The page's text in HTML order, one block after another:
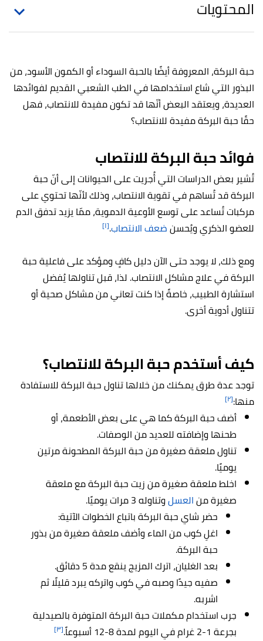
المحتويات
حبة البركة، المعروفة أيضًا بالحبة السوداء أو الكمون الأسود، من
البذور التي شاع استخدامها في الطب الشعبي القديم لفوائدها
العديدة، ويعتقد البعض أنّها قد تكون مفيدة للانتصاب، فهل
حقًا حبة البركة مفيدة للانتصاب؟
فوائد حبة البركة للانتصاب
تُشير بعض الدراسات التي أُجريت على الحيوانات إلى أنّ حبة
البركة قد تُساهم في تقوية الانتصاب، وذلك لأنّها تحتوي على
مركبات تُساعد على توسع الأوعية الدموية، ممّا يزيد تدفق الدم
للعضو الذكري ويُحسنضعف الانتصاب.[١]
ومع ذلك، لا يوجد حتى الآن دليل كافٍ ومؤكد على فاعلية حبة
البركة في علاج مشاكل الانتصاب. لذا، قبل تناولها يُفضل
استشارة الطبيب، خاصةً إذا كنت تعاني من مشاكل صحية أو
تتناول أدوية أخرى.
كيف أستخدم حبة البركة للانتصاب؟
توجد عدة طرق يمكنك من خلالها تناول حبة البركة للاستفادة
منها:[٢]
أضف حبة البركة كما هي على بعض الأطعمة، أو
طحنها وإضافته للعديد من الوصفات.
تناول ملعقة صغيرة من حبة البركة المطحونة مرتين
يوميًا.
اخلط ملعقة صغيرة من زيت حبة البركة مع ملعقة
صغيرة منالعسلوتناوله 3 مرات يوميًا.
حضر شاي حبة البركة باتباع الخطوات الآتية:
اغلِ كوب من الماء وأضف ملعقة صغيرة من بذور
حبة البركة.
بعد الغليان، اترك المزيج ينقع مدة 5 دقائق.
صفيه جيدًا وصبه في كوب واتركه يبرد قليلًا ثم
اشربه.
جرب استخدام مكملات حبة البركة المتوفرة بالصيدلية
بجرعة 1-2 غرام في اليوم لمدة 8-12 أسبوعاً.
[٣]